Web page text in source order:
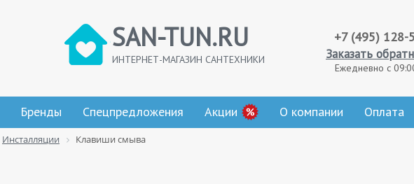
SAN-TUN.RU
ИНТЕРНЕТ-МАГАЗИН САНТЕХНИКИ
+7 (495) 128-
Заказать
Ежедневно с
Бренды Спецпредложения Акции О компании Оплата
Инсталляции Клавиши смыва